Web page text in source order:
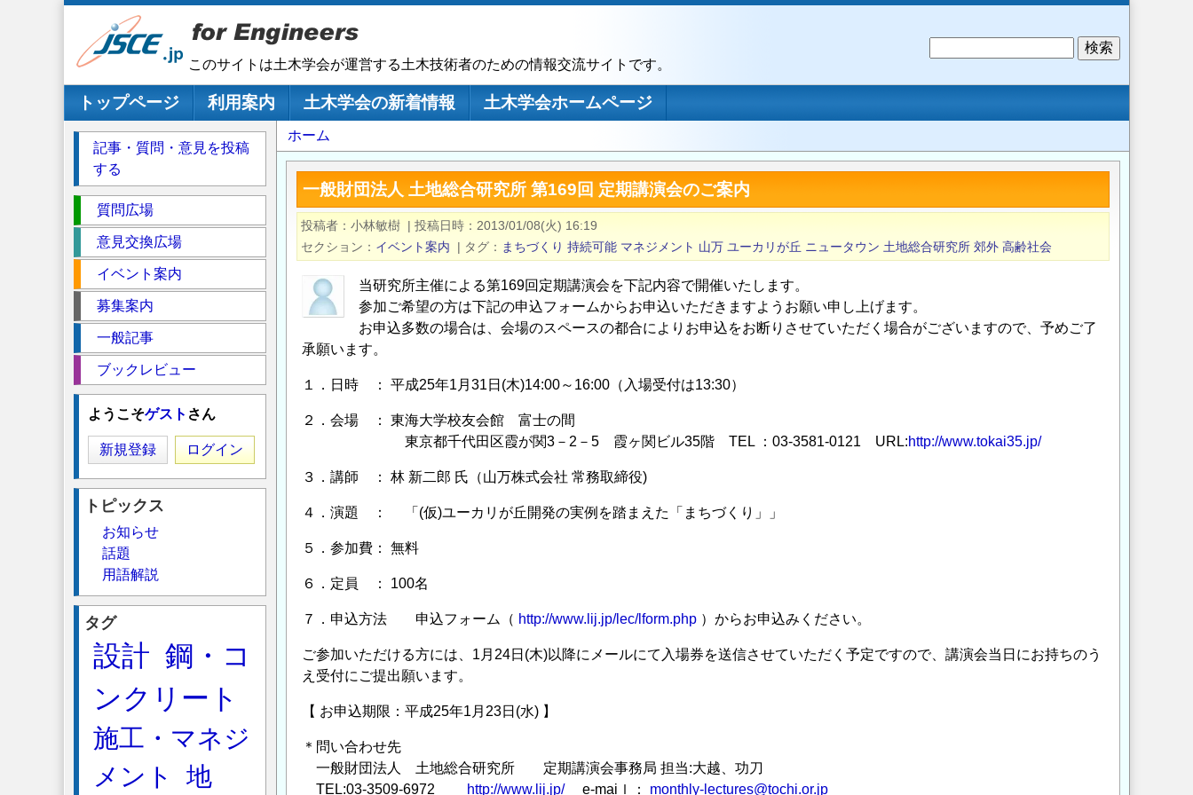
このサイトは土木学会が運営する土木技術者のための情報交流サイトです。
メインナビゲーション
トップページ 利用案内 土木学会の新着情報
土木学会ホームページ
パ
ン
く
ず
ホーム
一般財団法人 土地総合研究所 第169回 定期講演会のご案内
投稿者 小林敏樹 | 投稿日時
2013/01/08(火) 16:19
セクション
イベント案内 | タグ まちづくり 持続可能 マネジメント 山万 ユーカリが丘 ニュータウン 土地総合研究所 郊外 高齢社会
当研究所主催による第169回定期講演会を下記内容で開催いたします。
参加ご希望の方は下記の申込フォームからお申込いただきますようお願い申し上げます。
お申込多数の場合は、会場のスペースの都合によりお申込をお断りさせていただく場合がございますので、予めご了
承願います。
１．日時 ： 平成25年1月31日(木)14:00～16:00（入場受付は13:30）
２．会場 ： 東海大学校友会館 富士の間
東京都千代田区霞が関3－2－5 霞ヶ関ビル35階 TEL ：03-3581-0121 URL:http://www.tokai35.jp/
３．講師 ： 林 新二郎 氏（山万株式会社 常務取締役)
４．演題 ： 「(仮)ユーカリが丘開発の実例を踏まえた「まちづくり」」
５．参加費： 無料
６．定員 ： 100名
７．申込方法 申込フォーム（ http://www.lij.jp/lec/lform.php）からお申込みください。
ご参加いただける方には、1月24日(木)以降にメールにて入場券を送信させていただく予定ですので、講演会当日にお持ちのう
え受付にご提出願います。
【 お申込期限：平成25年1月23日(水) 】
＊問い合わせ先
一般財団法人 土地総合研究所 定期講演会事務局 担当:大越、功刀
TEL:03-3509-6972
http://www.lij.jp/e-maiｌ： monthly-lectures@tochi.or.jp
記事・質問・意見を投稿
する
ク
シ
質問広場
意見交換広場
イベント案内
募集案内
一般記事
ブックレビュー
ようこそゲスト さん
新規登録 ログイン
トピックス
お知らせ
話題
用語解説
タグ
設計 鋼・コ
ンクリート
施工・マネジ
メント
地